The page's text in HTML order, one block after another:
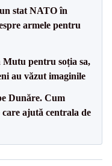
stat NATO în
armele pentru
Mutu pentru soția sa,
au văzut imaginile
Dunăre. Cum
ajută centrala de